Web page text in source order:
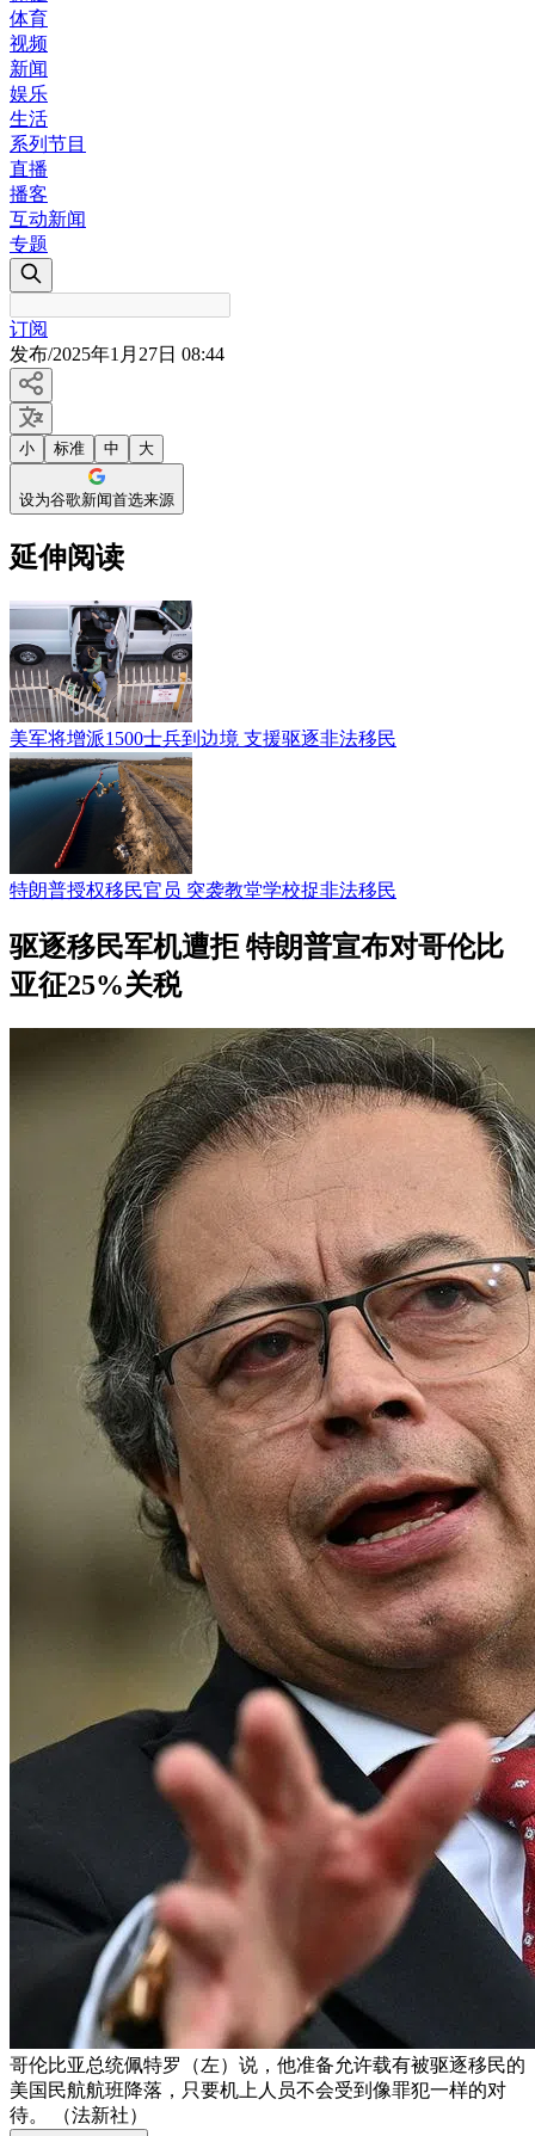
体育
视频
新闻
娱乐
生活
系列节目
直播
播客
互动新闻
专题
订阅
发布/2025年1月27日 08:44
小 标准 中 大
设为谷歌新闻首选来源
延伸阅读
美军将增派1500士兵到边境 支援驱逐非法移民
特朗普授权移民官员 突袭教堂学校捉非法移民
驱逐移民军机遭拒 特朗普宣布对哥伦比
亚征25%关税
哥伦比亚总统佩特罗（左）说，他准备允许载有被驱逐移民的
美国民航航班降落，只要机上人员不会受到像罪犯一样的对
待。 （法新社）